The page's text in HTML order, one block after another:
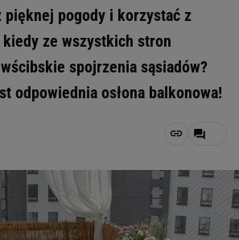
pięknej pogody i korzystać z
kiedy ze wszystkich stron
spojrzenia sąsiadów?
odpowiednia osłona balkonowa!